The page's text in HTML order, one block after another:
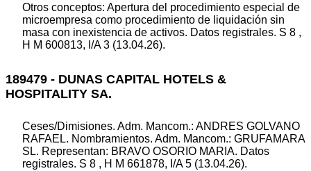
Otros conceptos: Apertura del procedimiento especial de
microempresa como procedimiento de liquidación sin
masa con inexistencia de activos. Datos registrales. S 8 ,
H M 600813, I/A 3 (13.04.26).
189479 - DUNAS CAPITAL HOTELS &
HOSPITALITY SA.
Ceses/Dimisiones. Adm. Mancom.: ANDRES GOLVANO
RAFAEL. Nombramientos. Adm. Mancom.: GRUFAMARA
SL. Representan: BRAVO OSORIO MARIA. Datos
registrales. S 8 , H M 661878, I/A 5 (13.04.26).